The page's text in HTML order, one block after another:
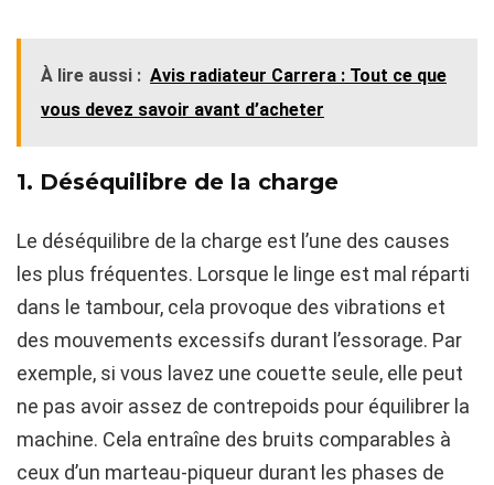
À lire aussi : Avis radiateur Carrera : Tout ce que
vous devez savoir avant d’acheter
1. Déséquilibre de la charge
Le déséquilibre de la charge est l’une des causes
les plus fréquentes. Lorsque le linge est mal réparti
dans le tambour, cela provoque des vibrations et
des mouvements excessifs durant l’essorage. Par
exemple, si vous lavez une couette seule, elle peut
ne pas avoir assez de contrepoids pour équilibrer la
machine. Cela entraîne des bruits comparables à
ceux d’un marteau-piqueur durant les phases de